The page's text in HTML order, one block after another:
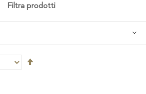
Filtra prodotti